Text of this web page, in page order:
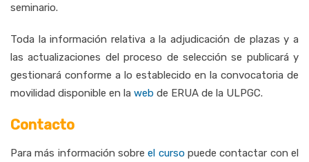
seminario.
Toda la información relativa a la adjudicación de plazas y a
las actualizaciones del proceso de selección se publicará y
gestionará conforme a lo establecido en la convocatoria de
movilidad disponible en la web de ERUA de la ULPGC.
Contacto
Para más información sobreel cursopuede contactar con el